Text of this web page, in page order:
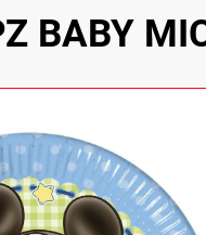
BABY